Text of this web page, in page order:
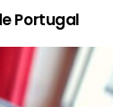
Portugal